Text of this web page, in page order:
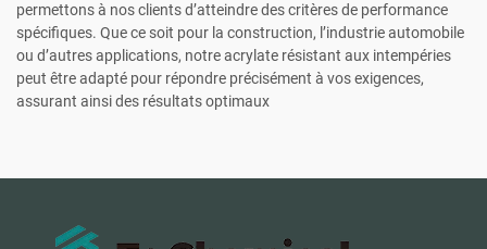
permettons à nos clients d’atteindre des critères de performance
spécifiques. Que ce soit pour la construction, l’industrie automobile
ou d’autres applications, notre acrylate résistant aux intempéries
peut être adapté pour répondre précisément à vos exigences,
assurant ainsi des résultats optimaux